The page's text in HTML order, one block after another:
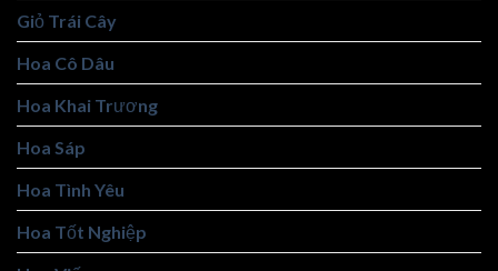
Giỏ Trái Cây
Hoa Cô Dâu
Hoa Khai Trương
Hoa Sáp
Hoa Tình Yêu
Hoa Tốt Nghiệp